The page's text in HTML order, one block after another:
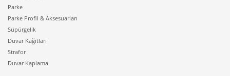
Parke
Parke Profil & Aksesuarları
Süpürgelik
Duvar Kağıtları
Strafor
Duvar Kaplama